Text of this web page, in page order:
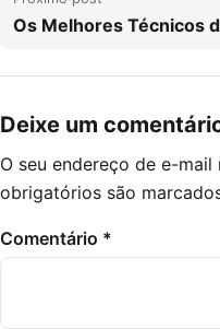
Os Melhores Técnicos
Deixe um
O seu endereço de e-
obrigatórios são
Comentário *